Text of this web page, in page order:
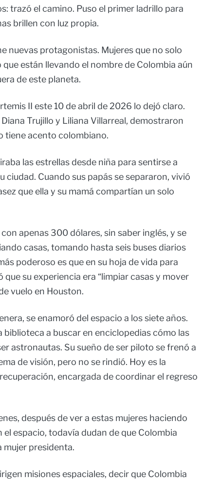
trazó el camino. Puso el primer ladrillo para
brillen con luz propia.
nuevas protagonistas. Mujeres que no solo
que están llevando el nombre de Colombia aún
de este planeta.
II este 10 de abril de 2026 lo dejó claro.
Trujillo y Liliana Villarreal, demostraron
tiene acento colombiano.
las estrellas desde niña para sentirse a
ciudad. Cuando sus papás se separaron, vivió
que ella y su mamá compartían un solo
apenas 300 dólares, sin saber inglés, y se
casas, tomando hasta seis buses diarios
poderoso es que en su hoja de vida para
que su experiencia era “limpiar casas y mover
vuelo en Houston.
se enamoró del espacio a los siete años.
biblioteca a buscar en enciclopedias cómo las
astronautas. Su sueño de ser piloto se frenó a
de visión, pero no se rindió. Hoy es la
encargada de coordinar el regreso
después de ver a estas mujeres haciendo
el espacio, todavía dudan de que Colombia
mujer presidenta.
misiones espaciales, decir que Colombia